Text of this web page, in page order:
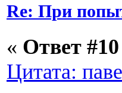
Re: При
« Ответ
Цитата: